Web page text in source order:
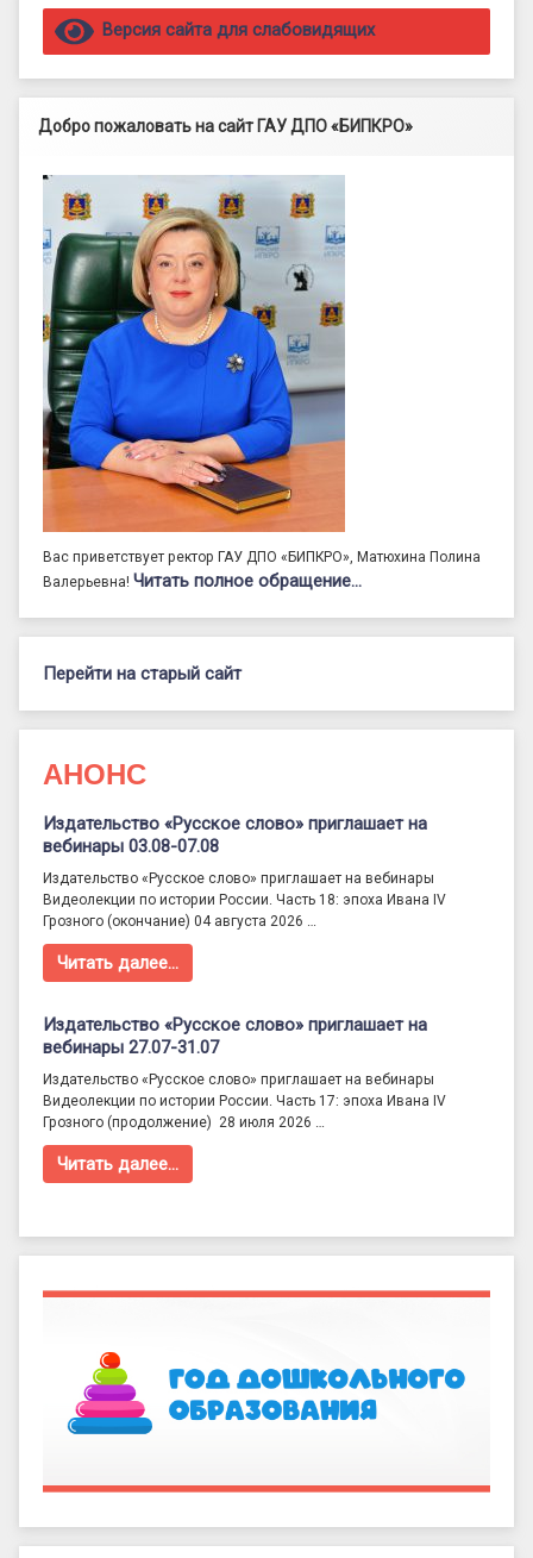
Версия сайта для слабовидящих
Добро пожаловать на сайт ГАУ ДПО «БИПКРО»
Вас приветствует ректор ГАУ ДПО «БИПКРО», Матюхина Полина
Валерьевна! Читать полное обращение…
Перейти на старый сайт
АНОНС
Издательство «Русское слово» приглашает на
вебинары 03.08-07.08
Издательство «Русское слово» приглашает на вебинары
Видеолекции по истории России. Часть 18: эпоха Ивана IV
Грозного (окончание) 04 августа 2026 …
Читать далее…
Издательство «Русское слово» приглашает на
вебинары 27.07-31.07
Издательство «Русское слово» приглашает на вебинары
Видеолекции по истории России. Часть 17: эпоха Ивана IV
Грозного (продолжение) 28 июля 2026 …
Читать далее…